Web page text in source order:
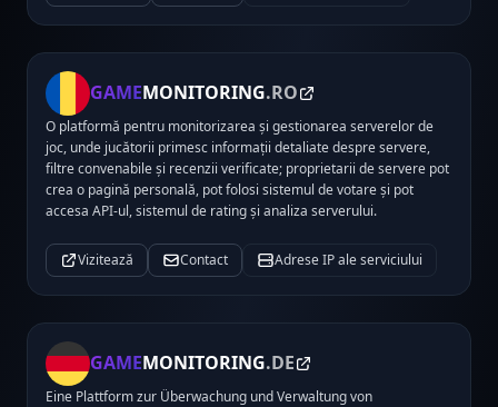
GAMEMONITORING.RO
O platformă pentru monitorizarea și gestionarea serverelor de
joc, unde jucătorii primesc informații detaliate despre servere,
filtre convenabile și recenzii verificate; proprietarii de servere pot
crea o pagină personală, pot folosi sistemul de votare și pot
accesa API-ul, sistemul de rating și analiza serverului.
Vizitează Contact Adrese IP ale serviciului
GAMEMONITORING.DE
Eine Plattform zur Überwachung und Verwaltung von